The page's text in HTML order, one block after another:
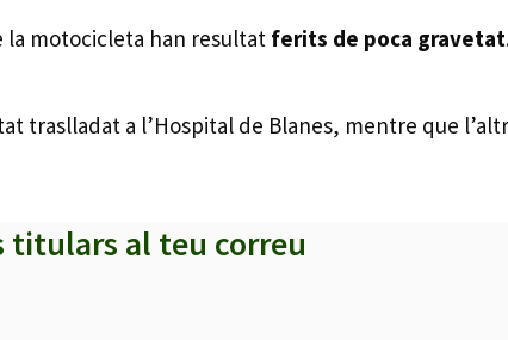
la motocicleta han resultat ferits de poca gravetat
traslladat a l’Hospital de Blanes, mentre que
titulars al teu correu